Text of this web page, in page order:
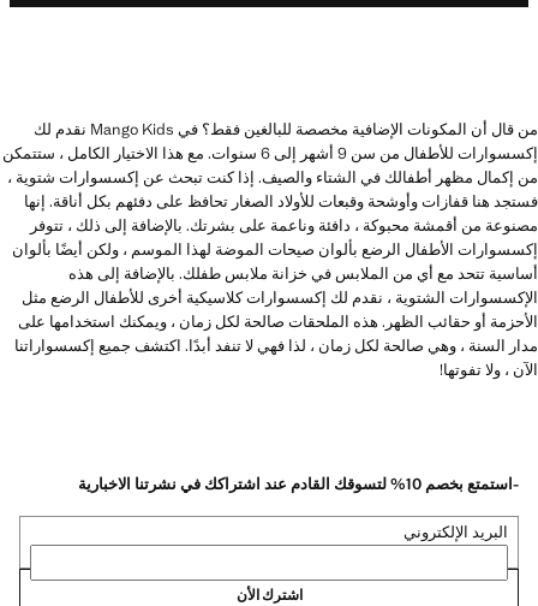
من قال أن المكونات الإضافية مخصصة للبالغين فقط؟ في Mango Kids نقدم لك
إكسسوارات للأطفال من سن 9 أشهر إلى 6 سنوات. مع هذا الاختيار الكامل ، ستتمكن
من إكمال مظهر أطفالك في الشتاء والصيف. إذا كنت تبحث عن إكسسوارات شتوية ،
فستجد هنا قفازات وأوشحة وقبعات للأولاد الصغار تحافظ على دفئهم بكل أناقة. إنها
مصنوعة من أقمشة محبوكة ، دافئة وناعمة على بشرتك. بالإضافة إلى ذلك ، تتوفر
إكسسوارات الأطفال الرضع بألوان صيحات الموضة لهذا الموسم ، ولكن أيضًا بألوان
أساسية تتحد مع أي من الملابس في خزانة ملابس طفلك. بالإضافة إلى هذه
الإكسسوارات الشتوية ، نقدم لك إكسسوارات كلاسيكية أخرى للأطفال الرضع مثل
الأحزمة أو حقائب الظهر. هذه الملحقات صالحة لكل زمان ، ويمكنك استخدامها على
مدار السنة ، وهي صالحة لكل زمان ، لذا فهي لا تنفد أبدًا. اكتشف جميع إكسسواراتنا
الآن ، ولا تفوتها!
-استمتع بخصم 10% لتسوقك القادم عند اشتراكك في نشرتنا الاخبارية
البريد الإلكتروني
اشترك الأن